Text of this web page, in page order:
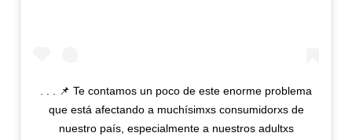
. . . 📌 Te contamos un poco de este enorme problema
que está afectando a muchísimxs consumidorxs de
nuestro país, especialmente a nuestros adultxs